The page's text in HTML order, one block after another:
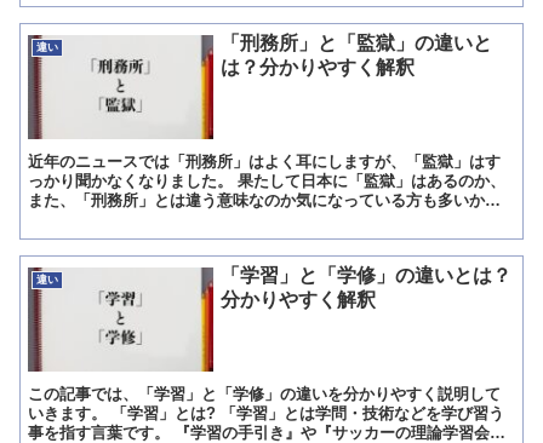
違い
「刑務所」と「監獄」の違いと
は？分かりやすく解釈
近年のニュースでは「刑務所」はよく耳にしますが、「監獄」はす
っかり聞かなくなりました。 果たして日本に「監獄」はあるのか、
また、「刑務所」とは違う意味なのか気になっている方も多いかも
違い
「学習」と「学修」の違いとは？
分かりやすく解釈
この記事では、「学習」と「学修」の違いを分かりやすく説明して
いきます。 「学習」とは? 「学習」とは学問・技術などを学び習う
事を指す言葉です。 『学習の手引き』や『サッカーの理論学習会』